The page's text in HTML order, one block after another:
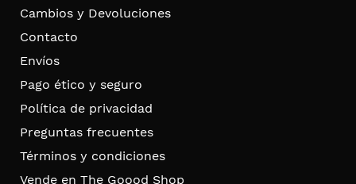
Cambios y Devoluciones
Contacto
Envíos
Pago ético y seguro
Política de privacidad
Preguntas frecuentes
Términos y condiciones
Vende en The Goood Shop